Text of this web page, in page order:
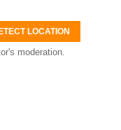
LOCATION
moderation.